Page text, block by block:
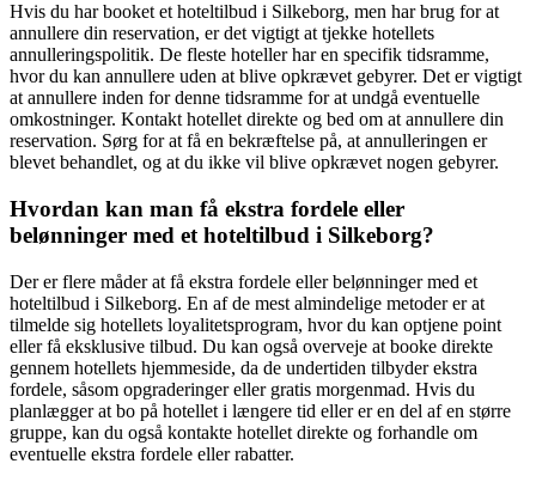
Hvis du har booket et hoteltilbud i Silkeborg, men har brug for at
annullere din reservation, er det vigtigt at tjekke hotellets
annulleringspolitik. De fleste hoteller har en specifik tidsramme,
hvor du kan annullere uden at blive opkrævet gebyrer. Det er vigtigt
at annullere inden for denne tidsramme for at undgå eventuelle
omkostninger. Kontakt hotellet direkte og bed om at annullere din
reservation. Sørg for at få en bekræftelse på, at annulleringen er
blevet behandlet, og at du ikke vil blive opkrævet nogen gebyrer.
Hvordan kan man få ekstra fordele eller
belønninger med et hoteltilbud i Silkeborg?
Der er flere måder at få ekstra fordele eller belønninger med et
hoteltilbud i Silkeborg. En af de mest almindelige metoder er at
tilmelde sig hotellets loyalitetsprogram, hvor du kan optjene point
eller få eksklusive tilbud. Du kan også overveje at booke direkte
gennem hotellets hjemmeside, da de undertiden tilbyder ekstra
fordele, såsom opgraderinger eller gratis morgenmad. Hvis du
planlægger at bo på hotellet i længere tid eller er en del af en større
gruppe, kan du også kontakte hotellet direkte og forhandle om
eventuelle ekstra fordele eller rabatter.